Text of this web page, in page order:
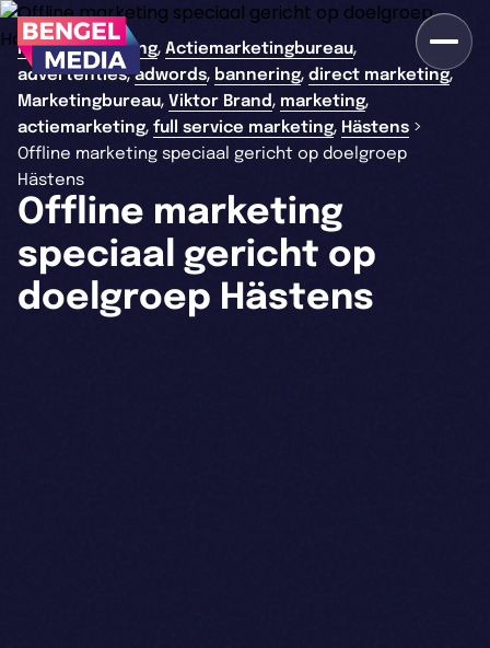
Home>branding, Actiemarketingbureau,
advertenties,adwords, bannering, direct marketing,
Marketingbureau, Viktor Brand, marketing,
actiemarketing, full service marketing, Hästens >
Offline marketing speciaal gericht op doelgroep
Hästens
Offline marketing
speciaal gericht op
doelgroep Hästens